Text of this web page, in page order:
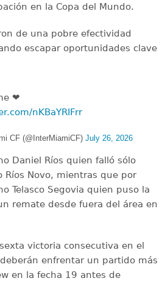
en la Copa del Mundo.
de una pobre efectividad
escapar oportunidades clave
❤️
nKBaYRIFrr
CF (@InterMiamiCF) July 26, 2026
Daniel Ríos quien falló sólo
Ríos Novo, mientras que por
Telasco Segovia quien puso la
remate desde fuera del área en
victoria consecutiva en el
enfrentar un partido más
en la fecha 19 antes de